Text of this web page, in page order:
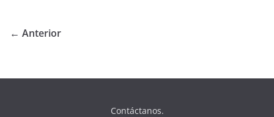
← Anterior
Contáctanos.